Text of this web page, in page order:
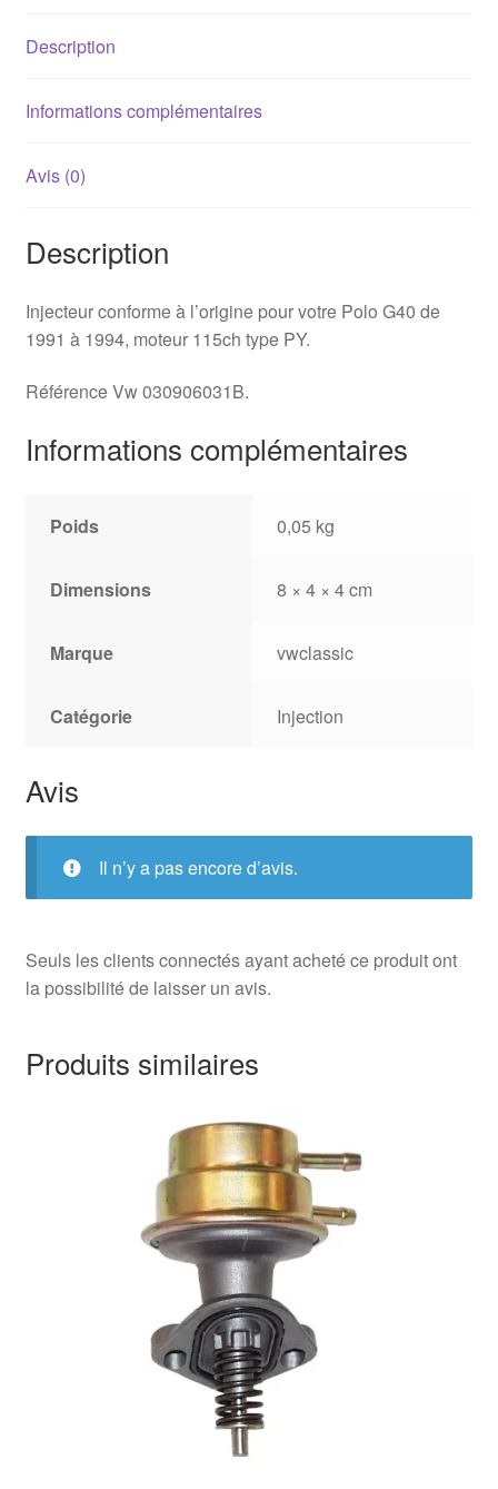
Description
Informations complémentaires
Avis (0)
Description
Injecteur conforme à l’origine pour votre Polo G40 de
1991 à 1994, moteur 115ch type PY.
Référence Vw 030906031B.
Informations complémentaires
Poids 0,05 kg
Dimensions 8 × 4 × 4 cm
Marque vwclassic
Catégorie Injection
Avis
Il n’y a pas encore d’avis.
Seuls les clients connectés ayant acheté ce produit ont
la possibilité de laisser un avis.
Produits similaires